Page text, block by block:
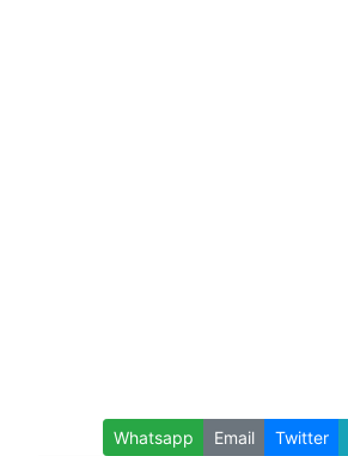
Whatsapp Email Twitter